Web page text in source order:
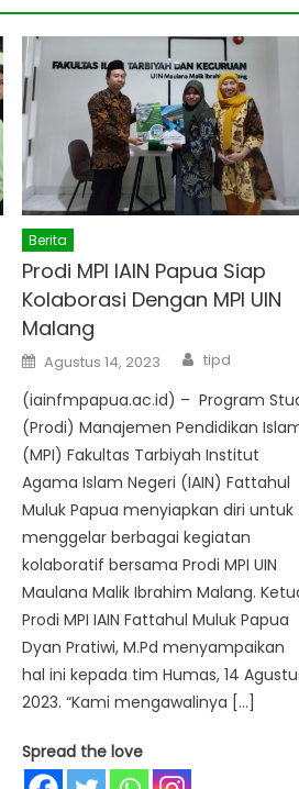
Berita
Prodi MPI IAIN Papua Siap
Kolaborasi Dengan MPI UIN
Malang
Posted
on
Agustus 14, 2023 Author
tipd
(iainfmpapua.ac.id) – Program
(Prodi) Manajemen Pendidikan
(MPI) Fakultas Tarbiyah Institut
Agama Islam Negeri (IAIN) Fattahul
Muluk Papua menyiapkan diri untuk
menggelar berbagai kegiatan
kolaboratif bersama Prodi MPI UIN
Maulana Malik Ibrahim Malang.
Prodi MPI IAIN Fattahul Muluk Papua
Dyan Pratiwi, M.Pd menyampaikan
hal ini kepada tim Humas, 14
2023. “Kami mengawalinya […]
Spread the love